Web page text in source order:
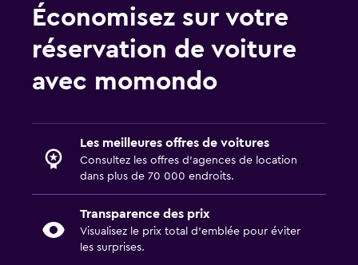
Économisez sur votre
réservation de voiture
avec momondo
Les meilleures offres de voitures
Consultez les offres d’agences de location
dans plus de 70 000 endroits.
Transparence des prix
Visualisez le prix total d’emblée pour éviter
les surprises.